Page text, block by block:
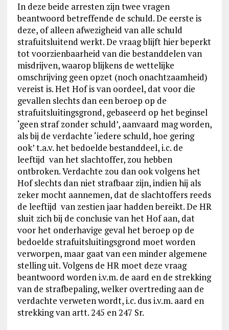
In deze beide arresten zijn twee vragen
beantwoord betreffende de schuld. De eerste is
deze, of alleen afwezigheid van alle schuld
strafuitsluitend werkt. De vraag blijft hier beperkt
tot voorzienbaarheid van die bestanddelen van
misdrijven, waarop blijkens de wettelijke
omschrijving geen opzet (noch onachtzaamheid)
vereist is. Het Hof is van oordeel, dat voor die
gevallen slechts dan een beroep op de
strafuitsluitingsgrond, gebaseerd op het beginsel
‘geen straf zonder schuld’, aanvaard mag worden,
als bij de verdachte ‘iedere schuld, hoe gering
ook’ t.a.v. het bedoelde bestanddeel, i.c. de
leeftijd van het slachtoffer, zou hebben
ontbroken. Verdachte zou dan ook volgens het
Hof slechts dan niet strafbaar zijn, indien hij als
zeker mocht aannemen, dat de slachtoffers reeds
de leeftijd van zestien jaar hadden bereikt. De HR
sluit zich bij de conclusie van het Hof aan, dat
voor het onderhavige geval het beroep op de
bedoelde strafuitsluitingsgrond moet worden
verworpen, maar gaat van een minder algemene
stelling uit. Volgens de HR moet deze vraag
beantwoord worden i.v.m. de aard en de strekking
van de strafbepaling, welker overtreding aan de
verdachte verweten wordt, i.c. dus i.v.m. aard en
strekking van artt. 245 en 247 Sr.